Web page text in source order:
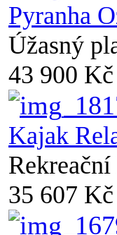
Pyranha
Úžasný
43 900 Kč
Kajak
35 607 Kč